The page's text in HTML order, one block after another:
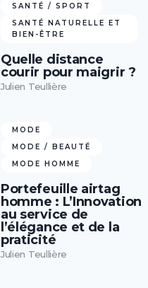
SANTÉ / SPORT
SANTÉ NATURELLE ET
BIEN-ÊTRE
Quelle distance
courir pour maigrir ?
Julien Teullière
MODE
MODE / BEAUTÉ
MODE HOMME
Portefeuille airtag
homme : L’Innovation
au service de
l’élégance et de la
praticité
Julien Teullière